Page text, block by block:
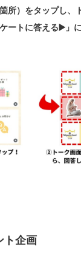
所）をタップし、
ートに答える▶️」
ト企画